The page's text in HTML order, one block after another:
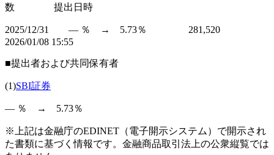
数 提出日時
2025/12/31 ― ％ → 5.73％ 281,520
2026/01/08 15:55
■提出者および共同保有者
(1)SBI証券
― ％ → 5.73％
※上記は金融庁のEDINET（電子開示システム）で開示され
た書類に基づく情報です。金融商品取引法上の公衆縦覧では